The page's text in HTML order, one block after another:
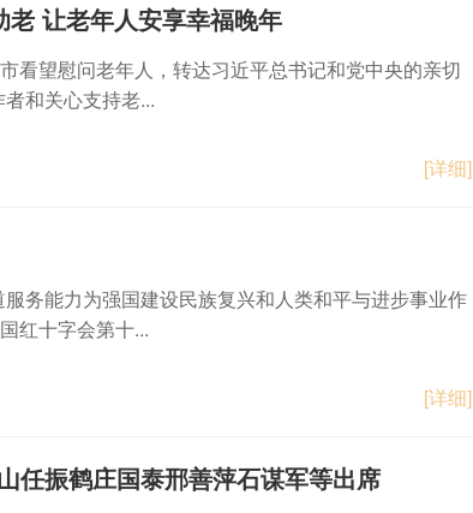
让老年人安享幸福晚年
看望慰问老年人，转达习近平总书记和党中央的亲切
和关心支持老...
[详细]
务能力为强国建设民族复兴和人类和平与进步事业作
红十字会第十...
[详细]
任振鹤庄国泰邢善萍石谋军等出席